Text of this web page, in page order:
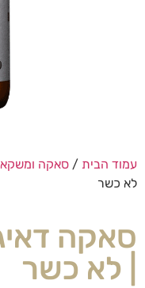
עמוד הבית / סאקה
לא כשר
סאקה
| לא כשר